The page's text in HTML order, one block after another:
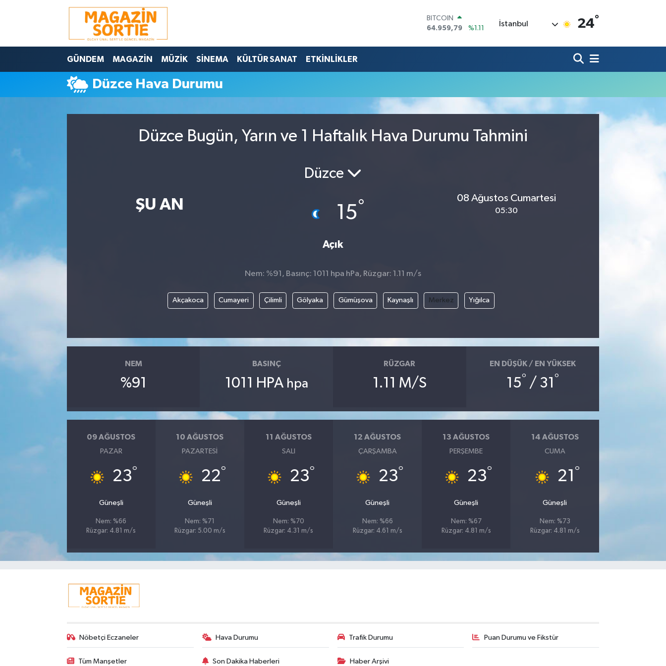
BITCOIN
64.959,79
%1.11
47,7436
%0.18
GRAM ALTIN
İstanbul 24°
GÜNDEM MAGAZİN MÜZİK SİNEMA KÜLTÜR SANAT ETKİNLİKLER
Düzce Hava Durumu
Düzce Bugün, Yarın ve 1 Haftalık Hava Durumu Tahmini
ŞU AN
Düzce
15°
Açık
08 Ağustos Cumartesi
05:30
Nem: %91, Basınç: 1011 hpa hPa, Rüzgar: 1.11 m/s
Akçakoca Cumayeri Çilimli Gölyaka Gümüşova Kaynaşlı Merkez Yığılca
NEM
%91
BASINÇ
1011 HPA hpa
RÜZGAR
1.11 M/S
EN DÜŞÜK / EN YÜKSEK
15° / 31°
09 AĞUSTOS
PAZAR
23°
Güneşli
Nem: %66
Rüzgar: 4.81 m/s
10 AĞUSTOS
PAZARTESI
22°
Güneşli
Nem: %71
Rüzgar: 5.00 m/s
11 AĞUSTOS
SALI
23°
Güneşli
Nem: %70
Rüzgar: 4.31 m/s
12 AĞUSTOS
ÇARŞAMBA
23°
Güneşli
Nem: %66
Rüzgar: 4.61 m/s
13 AĞUSTOS
PERŞEMBE
23°
Güneşli
Nem: %67
Rüzgar: 4.81 m/s
14 AĞUSTOS
CUMA
21 °
Güneşli
Nem: %73
Rüzgar: 4.81 m/s
Nöbetçi Eczaneler Hava Durumu Trafik Durumu Puan Durumu ve Fikstür
Tüm Manşetler Son Dakika Haberleri Haber Arşivi
Nöbetçi Eczaneler
Hava Durumu
Trafik Durumu
Süper Lig Puan Durumu ve Fikstür
Haber Arşivi